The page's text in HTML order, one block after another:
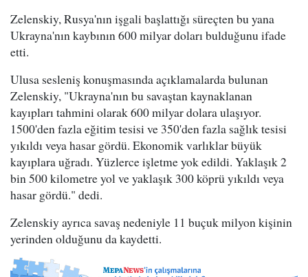
Zelenskiy, Rusya'nın işgali başlattığı süreçten bu yana
Ukrayna'nın kaybının 600 milyar doları bulduğunu ifade
etti.
Ulusa sesleniş konuşmasında açıklamalarda bulunan
Zelenskiy, "Ukrayna'nın bu savaştan kaynaklanan
kayıpları tahmini olarak 600 milyar dolara ulaşıyor.
1500'den fazla eğitim tesisi ve 350'den fazla sağlık tesisi
yıkıldı veya hasar gördü. Ekonomik varlıklar büyük
kayıplara uğradı. Yüzlerce işletme yok edildi. Yaklaşık 2
bin 500 kilometre yol ve yaklaşık 300 köprü yıkıldı veya
hasar gördü." dedi.
Zelenskiy ayrıca savaş nedeniyle 11 buçuk milyon kişinin
yerinden olduğunu da kaydetti.